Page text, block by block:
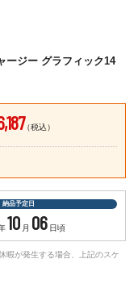
ージー グラフィック14
（税込）
納品予定日
10 月 06 日頃
暇が発生する場合、上記のスケ